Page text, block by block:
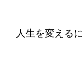
人生を変える